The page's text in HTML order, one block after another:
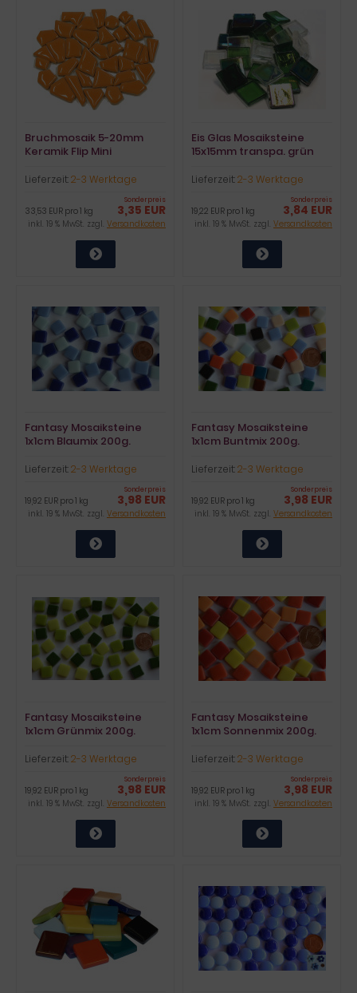
Bruchmosaik 5-20mm
Keramik Flip Mini
ca.90St.
Lieferzeit:2-3 Werktage
Sonderpreis
3,35 EUR
33,53 EUR pro 1 kg
inkl. 19 % MwSt. zzgl. Versandkosten
Eis Glas Mosaiksteine
15x15mm transpa. grün
Lieferzeit:2-3 Werktage
Sonderpreis
3,84 EUR
19,22 EUR pro 1 kg
inkl. 19 % MwSt. zzgl. Versandkosten
Fantasy Mosaiksteine
1x1cm Blaumix 200g.
Lieferzeit:2-3 Werktage
Sonderpreis
3,98 EUR
19,92 EUR pro 1 kg
inkl. 19 % MwSt. zzgl. Versandkosten
Fantasy Mosaiksteine
1x1cm Buntmix 200g.
Lieferzeit:2-3 Werktage
Sonderpreis
3,98 EUR
19,92 EUR pro 1 kg
inkl. 19 % MwSt. zzgl. Versandkosten
Fantasy Mosaiksteine
1x1cm Grünmix 200g.
Lieferzeit:2-3 Werktage
Sonderpreis
3,98 EUR
19,92 EUR pro 1 kg
inkl. 19 % MwSt. zzgl. Versandkosten
Fantasy Mosaiksteine
1x1cm Sonnenmix 200g.
Lieferzeit:2-3 Werktage
Sonderpreis
3,98 EUR
19,92 EUR pro 1 kg
inkl. 19 % MwSt. zzgl. Versandkosten